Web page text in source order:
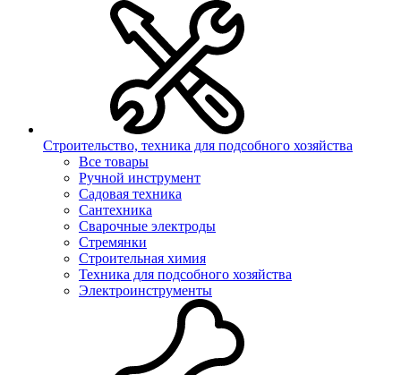
Строительство, техника для подсобного хозяйства
Все товары
Ручной инструмент
Садовая техника
Сантехника
Сварочные электроды
Стремянки
Строительная химия
Техника для подсобного хозяйства
Электроинструменты